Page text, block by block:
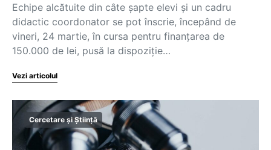
Echipe alcătuite din câte şapte elevi şi un cadru
didactic coordonator se pot înscrie, începând de
vineri, 24 martie, în cursa pentru finanţarea de
150.000 de lei, pusă la dispoziţie…
Vezi articolul
Cercetare și Știință